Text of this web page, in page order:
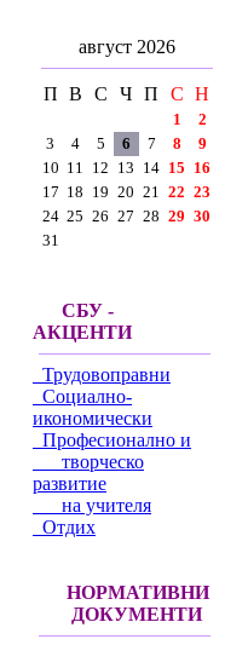
август 2026
П В С Ч П С Н
1
2
3
4 5 6 7 8
9
10 11 12 13 14 15 16
17 18 19 20 21 22 23
24 25 26 27 28 29 30
31
СБУ -
АКЦЕНТИ
Трудовоправни
Социално-
икономически
Професионално и
творческо
развитие
на учителя
Отдих
НОРМАТИВНИ
ДОКУМЕНТИ